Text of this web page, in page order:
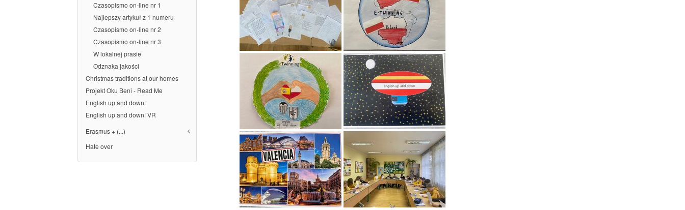
Czasopismo on-line nr 1
Najlepszy artykuł z 1 numeru
Czasopismo on-line nr 2
Czasopismo on-line nr 3
W lokalnej prasie
Odznaka jakości
Christmas traditions at our homes
Projekt Oku Beni - Read Me
English up and down!
English up and down! VR
Erasmus + (...)
Hate over